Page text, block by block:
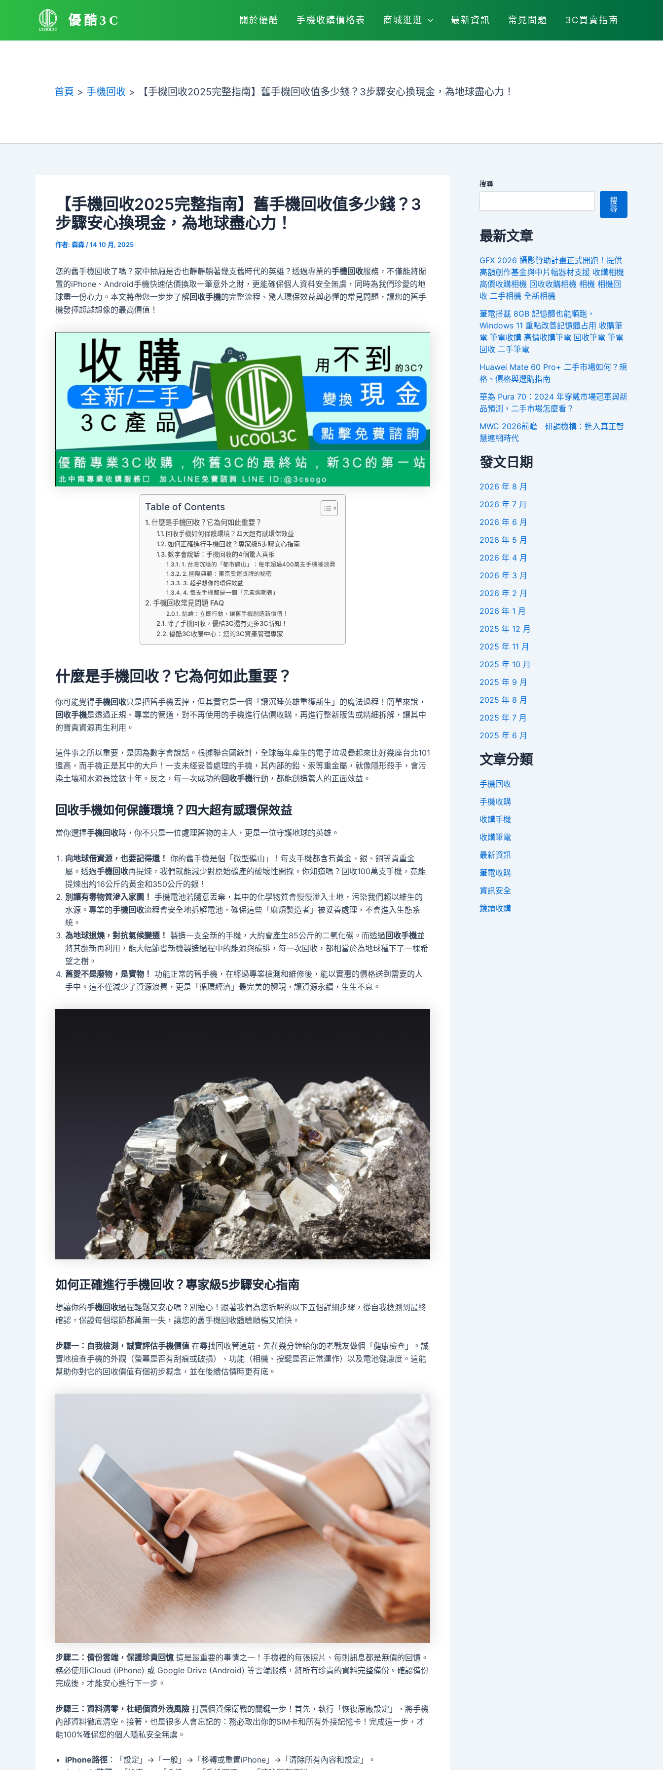
優酷3C 關於優酷 手機收購價格表 商城逛逛 最新資訊 常見問題 3C買賣指南
首頁 手機回收 【手機回收2025完整指南】舊手機回收值多少錢？3步驟安心換現金，為地球盡心力！
【手機回收2025完整指南】舊手機回收值多少錢？3
步驟安心換現金，為地球盡心力！
作者: 森森 /14 10 月, 2025
您的舊手機回收了嗎？家中抽屜是否也靜靜躺著幾支舊時代的英雄？透過專業的手機回收服務，不僅能將閒
置的iPhone、Android手機快速估價換取一筆意外之財，更能確保個人資料安全無虞，同時為我們珍愛的地
球盡一份心力。本文將帶您一步步了解回收手機的完整流程、驚人環保效益與必懂的常見問題，讓您的舊手
機發揮超越想像的最高價值！
Table of Contents
什麼是手機回收？它為何如此重要？
回收手機如何保護環境？四大超有感環保效益
如何正確進行手機回收？專家級5步驟安心指南
數字會說話：手機回收的4個驚人真相
1. 台灣沉睡的「都市礦山」：每年超過400萬支手機被浪費
2. 國際典範：東京奧運獎牌的秘密
3. 超乎想像的環保效益
4. 每支手機都是一個「元素週期表」
手機回收常見問題 FAQ
結論：立即行動，讓舊手機創造新價值！
除了手機回收，優酷3C還有更多3C新知！
優酷3C收購中心：您的3C資產管理專家
什麼是手機回收？它為何如此重要？
你可能覺得手機回收只是把舊手機丟掉，但其實它是一個「讓沉睡英雄重獲新生」的魔法過程！簡單來說，
回收手機是透過正規、專業的管道，對不再使用的手機進行估價收購，再進行整新販售或精細拆解，讓其中
的寶貴資源再生利用。
這件事之所以重要，是因為數字會說話。根據聯合國統計，全球每年產生的電子垃圾疊起來比好幾座台北101
還高，而手機正是其中的大戶！一支未經妥善處理的手機，其內部的鉛、汞等重金屬，就像隱形殺手，會污
染土壤和水源長達數十年。反之，每一次成功的 回收手機行動，都能創造驚人的正面效益。
回收手機如何保護環境？四大超有感環保效益
當你選擇手機回收時，你不只是一位處理舊物的主人，更是一位守護地球的英雄。
向地球借資源，也要記得還！ 你的舊手機是個「微型礦山」！每支手機都含有黃金、銀、銅等貴重金
屬。透過手機回收再提煉，我們就能減少對原始礦產的破壞性開採。你知道嗎？回收100萬支手機，竟能
提煉出約16公斤的黃金和350公斤的銀！
別讓有毒物質滲入家園！ 手機電池若隨意丟棄，其中的化學物質會慢慢滲入土地，污染我們賴以維生的
水源。專業的手機回收流程會安全地拆解電池，確保這些「麻煩製造者」被妥善處理，不會進入生態系
統。
為地球退燒，對抗氣候變遷！ 製造一支全新的手機，大約會產生85公斤的二氧化碳。而透過回收手機並
將其翻新再利用，能大幅節省新機製造過程中的能源與碳排，每一次回收，都相當於為地球種下了一棵希
望之樹。
舊愛不是廢物，是寶物！ 功能正常的舊手機，在經過專業檢測和維修後，能以實惠的價格送到需要的人
手中。這不僅減少了資源浪費，更是「循環經濟」最完美的體現，讓資源永續，生生不息。
如何正確進行手機回收？專家級5步驟安心指南
想讓你的手機回收過程輕鬆又安心嗎？別擔心！跟著我們為您拆解的以下五個詳細步驟，從自我檢測到最終
確認，保證每個環節都萬無一失，讓您的舊手機回收體驗順暢又愉快。
步驟一：自我檢測，誠實評估手機價值 在尋找回收管道前，先花幾分鐘給你的老戰友做個「健康檢查」。誠
實地檢查手機的外觀（螢幕是否有刮痕或破損）、功能（相機、按鍵是否正常運作）以及電池健康度。這能
幫助你對它的回收價值有個初步概念，並在後續估價時更有底。
步驟二：備份雲端，保護珍貴回憶 這是最重要的事情之一！手機裡的每張照片、每則訊息都是無價的回憶。
務必使用iCloud (iPhone) 或 Google Drive (Android) 等雲端服務，將所有珍貴的資料完整備份。確認備份
完成後，才能安心進行下一步。
步驟三：資料清零，杜絕個資外洩風險 打贏個資保衛戰的關鍵一步！首先，執行「恢復原廠設定」，將手機
內部資料徹底清空。接著，也是很多人會忘記的：務必取出你的SIM卡和所有外接記憶卡！完成這一步，才
能100%確保您的個人隱私安全無虞。
iPhone路徑 ：「設定」→「一般」→「移轉或重置iPhone」→「清除所有內容和設定」。
搜尋
搜
尋
最新文章
GFX 2026 攝影贊助計畫正式開跑！提供
高額創作基金與中片幅器材支援 收購相機
高價收購相機 回收收購相機 相機 相機回
收 二手相機 全新相機
筆電搭載 8GB 記憶體也能順跑，
Windows 11 重點改善記憶體占用 收購筆
電 筆電收購 高價收購筆電 回收筆電 筆電
回收 二手筆電
Huawei Mate 60 Pro+ 二手市場如何？規
格、價格與選購指南
華為 Pura 70：2024 年穿戴市場冠軍與新
品預測，二手市場怎麼看？
MWC 2026前瞻 研調機構：進入真正智
慧連網時代
發文日期
2026 年 8 月
2026 年 7 月
2026 年 6 月
2026 年 5 月
2026 年 4 月
2026 年 3 月
2026 年 2 月
2026 年 1 月
2025 年 12 月
2025 年 11 月
2025 年 10 月
2025 年 9 月
2025 年 8 月
2025 年 7 月
2025 年 6 月
文章分類
手機回收
手機收購
收購手機
收購筆電
最新資訊
筆電收購
資訊安全
鏡頭收購